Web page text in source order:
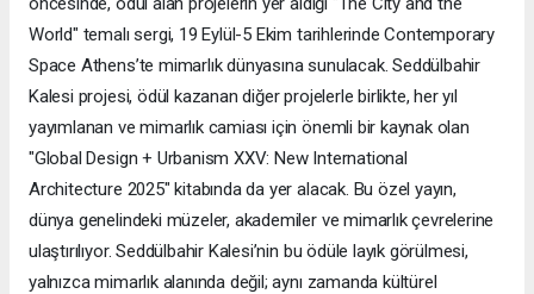
World" temalı sergi, 19 Eylül-5 Ekim tarihlerinde Contemporary
Space Athens’te mimarlık dünyasına sunulacak. Seddülbahir
Kalesi projesi, ödül kazanan diğer projelerle birlikte, her yıl
yayımlanan ve mimarlık camiası için önemli bir kaynak olan
"Global Design + Urbanism XXV: New International
Architecture 2025" kitabında da yer alacak. Bu özel yayın,
dünya genelindeki müzeler, akademiler ve mimarlık çevrelerine
ulaştırılıyor. Seddülbahir Kalesi’nin bu ödüle layık görülmesi,
yalnızca mimarlık alanında değil; aynı zamanda kültürel